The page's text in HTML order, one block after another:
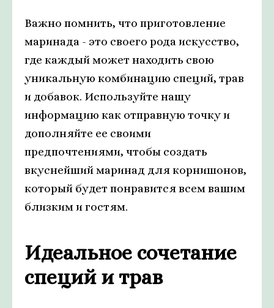
Важно помнить, что приготовление
маринада - это своего рода искусство,
где каждый может находить свою
уникальную комбинацию специй, трав
и добавок. Используйте нашу
информацию как отправную точку и
дополняйте ее своими
предпочтениями, чтобы создать
вкуснейший маринад для корнишонов,
который будет понравится всем вашим
близким и гостям.
Идеальное сочетание
специй и трав